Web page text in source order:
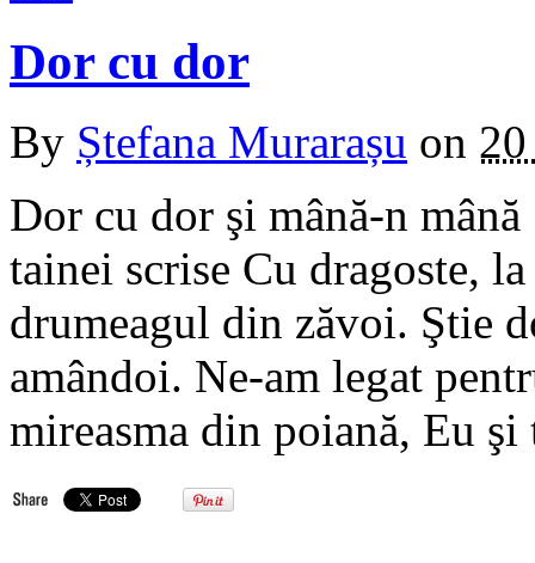
Dor cu dor
By Ștefana Murarașu on
Dor cu dor şi mână-n
tainei scrise Cu dragoste,
drumeagul din zăvoi. Ştie
amândoi. Ne-am legat
mireasma din poiană, Eu